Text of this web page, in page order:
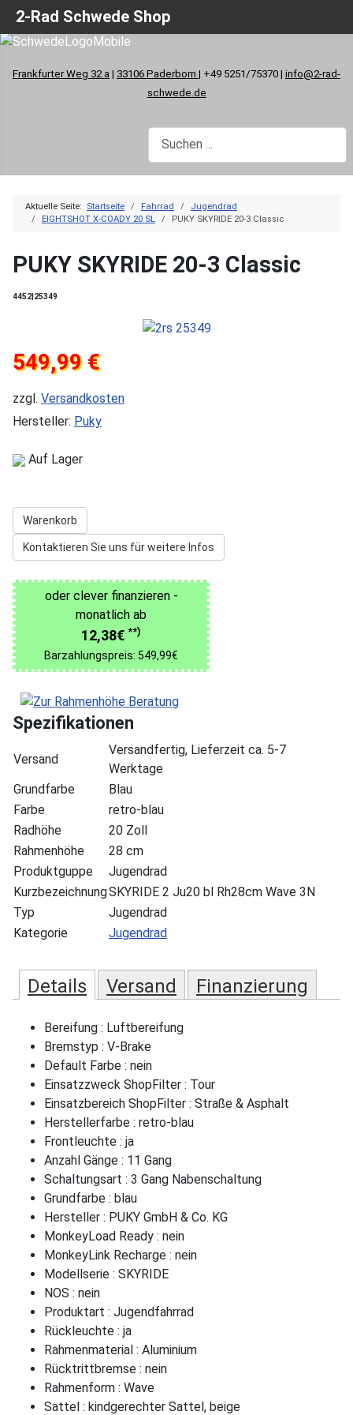
Frankfurter Weg 32 a | 33106 Paderborn | +49 5251/75370 | info@2-rad-
schwede.de
Aktuelle Seite: Startseite Fahrrad
Jugendrad
EIGHTSHOT X-COADY 20 SL
PUKY SKYRIDE 20-3 Classic
PUKY SKYRIDE 20-3 Classic
4452|25349
549,99 €
zzgl. Versandkosten
Hersteller: Puky
Auf Lager
Warenkorb
Kontaktieren Sie uns für weitere Infos
oder clever finanzieren -
monatlich ab
12,38€ **)
Barzahlungspreis: 549,99€
Spezifikationen
Versand
Versandfertig, Lieferzeit ca. 5-7
Werktage
Grundfarbe
Blau
Farbe
retro-blau
Radhöhe
20 Zoll
Rahmenhöhe
28 cm
Produktguppe
Jugendrad
KurzbezeichnungSKYRIDE 2 Ju20 bl Rh28cm Wave 3N
Typ
Jugendrad
Kategorie
Jugendrad
Details Versand Finanzierung
Bereifung : Luftbereifung
Bremstyp : V-Brake
Default Farbe : nein
Einsatzzweck ShopFilter : Tour
Einsatzbereich ShopFilter : Straße & Asphalt
Herstellerfarbe : retro-blau
Frontleuchte : ja
Anzahl Gänge : 11 Gang
Schaltungsart : 3 Gang Nabenschaltung
Grundfarbe : blau
Hersteller : PUKY GmbH & Co. KG
MonkeyLoad Ready : nein
MonkeyLink Recharge : nein
Modellserie : SKYRIDE
NOS : nein
Produktart : Jugendfahrrad
Rückleuchte : ja
Rahmenmaterial : Aluminium
Rücktrittbremse : nein
Rahmenform : Wave
Sattel : kindgerechter Sattel, beige
2-Rad Schwede Shop